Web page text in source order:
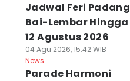
Jadwal Feri Padang
Bai-Lembar Hingga
12 Agustus 2026
04 Agu 2026, 15:42 WIB
News
Parade Harmoni